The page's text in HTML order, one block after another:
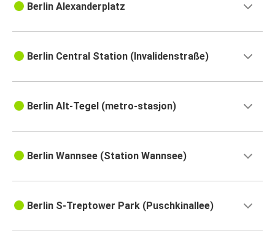
Berlin Alexanderplatz
Berlin Central Station (Invalidenstraße)
Berlin Alt-Tegel (metro-stasjon)
Berlin Wannsee (Station Wannsee)
Berlin S-Treptower Park (Puschkinallee)